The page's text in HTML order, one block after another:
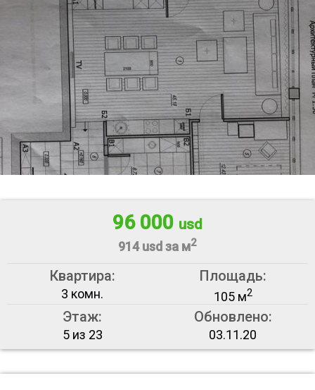
96 000 usd
914 usd за м2
Квартира:
3 комн.
Площадь:
105 м2
Этаж:
5 из 23
Обновлено:
03.11.20